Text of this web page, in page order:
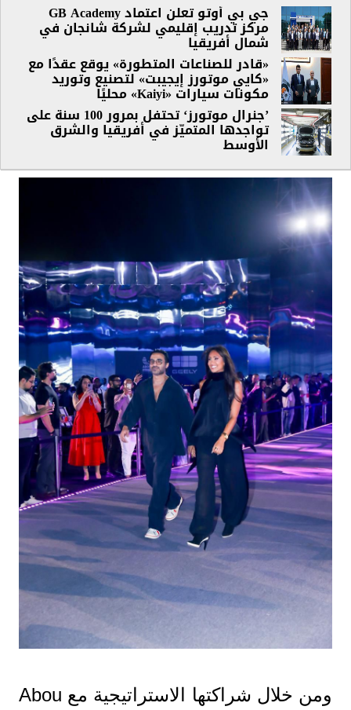
جي بي أوتو تعلن اعتماد GB Academy
مركز تدريب إقليمي لشركة شانجان في
شمال أفريقيا
«قادر للصناعات المتطورة» يوقع عقدًا مع
«كايي موتورز إيجيبت» لتصنيع وتوريد
مكونات سيارات «Kaiyi» محليًا
’جنرال موتورز‘ تحتفل بمرور 100 سنة على
تواجدها المتميّز في أفريقيا والشرق
الأوسط
ومن خلال شراكتها الاستراتيجية مع Abou